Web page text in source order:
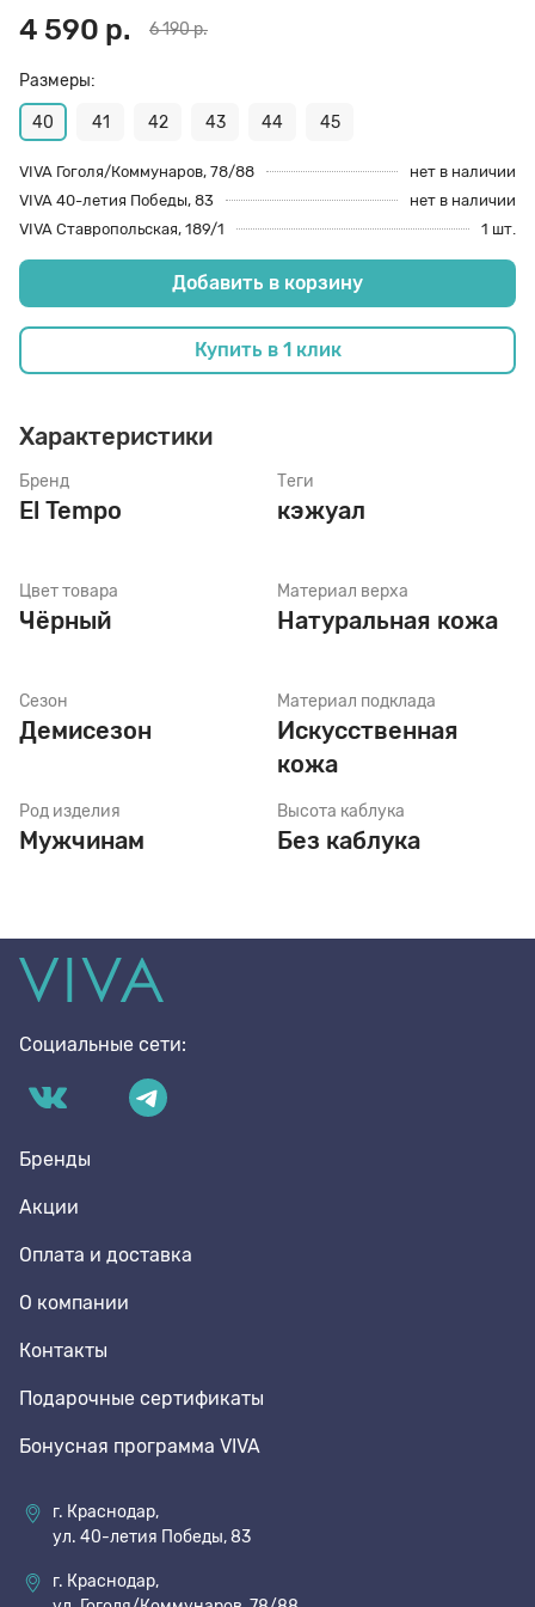
4 590 р. 6 190 р.
Размеры:
40 41 42 43 44 45
VIVA Гоголя/Коммунаров, 78/88
нет в наличии
VIVA 40-летия Победы, 83
нет в наличии
VIVA Ставропольская, 189/1
1 шт.
Добавить в корзину
Купить в 1 клик
Характеристики
Бренд
El Tempo
Цвет товара
Чёрный
Сезон
Демисезон
Род изделия
Мужчинам
Теги
кэжуал
Материал верха
Натуральная кожа
Материал подклада
Искусственная
кожа
Высота каблука
Без каблука
Социальные сети:
Бренды
Акции
Оплата и доставка
О компании
Контакты
Подарочные сертификаты
Бонусная программа VIVA
г. Краснодар,
ул. 40-летия Победы, 83
г. Краснодар,
70 den
8 den
Подпяточники
Полустельки
Пропитка
Пяткоудерживатели
Растяжитель и Очиститель
Рожки
Стельки
Шнурки